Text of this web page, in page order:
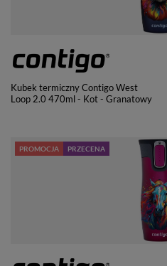
Kubek termiczny Contigo West
Loop 2.0 470ml - Kot - Granatowy
PROMOCJA PRZECENA